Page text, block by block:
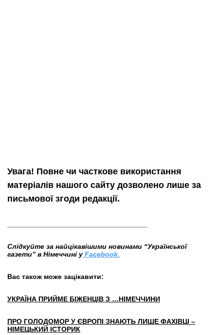
Увага! Повне чи часткове використання
матеріалів нашого сайту дозволено лише за
письмової згоди редакції.
Слідкуйте за найцікавішими новинами “Української
газети” в Німеччині уFacebook.
Вас також може зацікавити:
УКРАЇНА ПРИЙМЕ БІЖЕНЦІВ З …НІМЕЧЧИНИ
ПРО ГОЛОДОМОР У ЄВРОПІ ЗНАЮТЬ ЛИШЕ ФАХІВЦІ –
НІМЕЦЬКИЙ ІСТОРИК